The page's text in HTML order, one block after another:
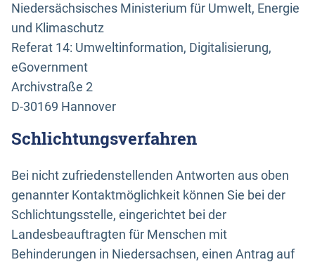
Niedersächsisches Ministerium für Umwelt, Energie
und Klimaschutz
Referat 14: Umweltinformation, Digitalisierung,
eGovernment
Archivstraße 2
D-30169 Hannover
Schlichtungsverfahren
Bei nicht zufriedenstellenden Antworten aus oben
genannter Kontaktmöglichkeit können Sie bei der
Schlichtungsstelle, eingerichtet bei der
Landesbeauftragten für Menschen mit
Behinderungen in Niedersachsen, einen Antrag auf